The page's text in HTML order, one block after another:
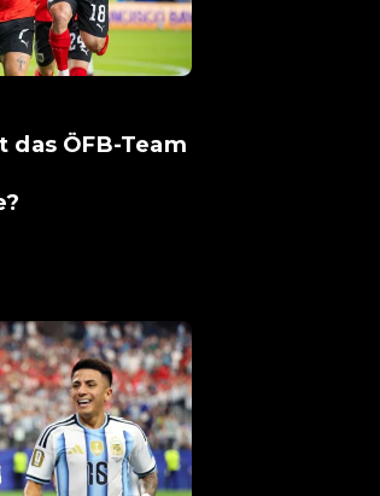
das ÖFB-Team